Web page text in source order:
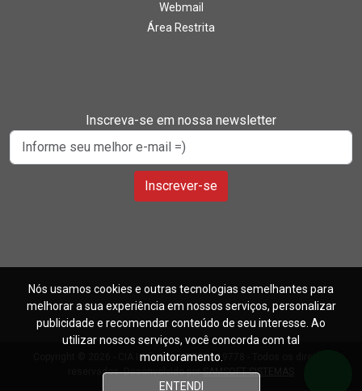
Webmail
Área Restrita
Inscreva-se em nossa newsletter
Inscrever-se
Copyright © 2026 - CIA Imóveis - CRECI J-19778 - Todos os direitos
reservados. Desenvolvido porSAMSOFT SISTEMAS
Nós usamos cookies e outras tecnologias semelhantes para
melhorar a sua experiência em nossos serviços, personalizar
publicidade e recomendar conteúdo de seu interesse. Ao
utilizar nossos serviços, você concorda com tal
monitoramento.
ENTENDI